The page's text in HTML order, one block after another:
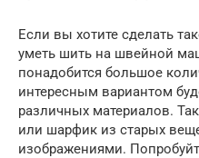
Если вы хотите сделать
уметь шить на швейной
понадобится большое
интересным вариантом
различных материалов.
или шарфик из старых
изображениями.